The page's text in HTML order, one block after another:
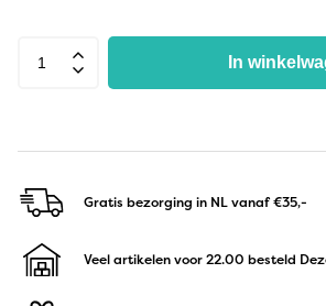
In
Gratis bezorging in NLvanaf €35,-
Veel artikelen voor 22.00 besteld